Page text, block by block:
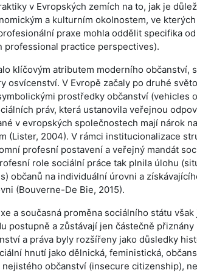
v Evropských zemích na to, jak je
a kulturním okolnostem, ve
praxe mohla oddělit specifika
professional practice perspectives).
klíčovým atributem moderního
osvícenství. V Evropě začaly po druhé
prostředky občanství
práv, která ustanovila veřejnou
v evropských společnostech mají nárok
(Lister, 2004). V rámci institucionalizace
profesní postavení a veřejný mandát
role sociální práce tak plnila úlohu
občanů na individuální úrovni a
(Bouverne-De Bie, 2015).
a současná proměna sociálního státu
postupně a zůstávají jen částečně
a práva byly rozšířeny jako důsledky
hnutí jako dělnická, feministická,
občanství (insecure citizenship),